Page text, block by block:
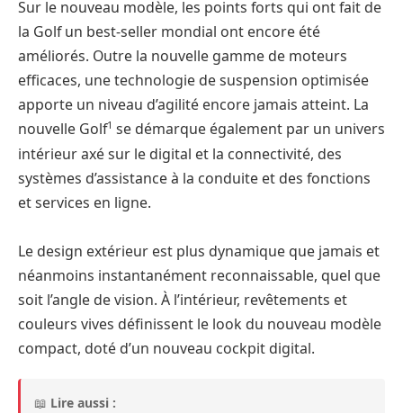
Sur le nouveau modèle, les points forts qui ont fait de
la Golf un best-seller mondial ont encore été
améliorés. Outre la nouvelle gamme de moteurs
efficaces, une technologie de suspension optimisée
apporte un niveau d’agilité encore jamais atteint. La
nouvelle Golf1 se démarque également par un univers
intérieur axé sur le digital et la connectivité, des
systèmes d’assistance à la conduite et des fonctions
et services en ligne.
Le design extérieur est plus dynamique que jamais et
néanmoins instantanément reconnaissable, quel que
soit l’angle de vision. À l’intérieur, revêtements et
couleurs vives définissent le look du nouveau modèle
compact, doté d’un nouveau cockpit digital.
📖 Lire aussi :